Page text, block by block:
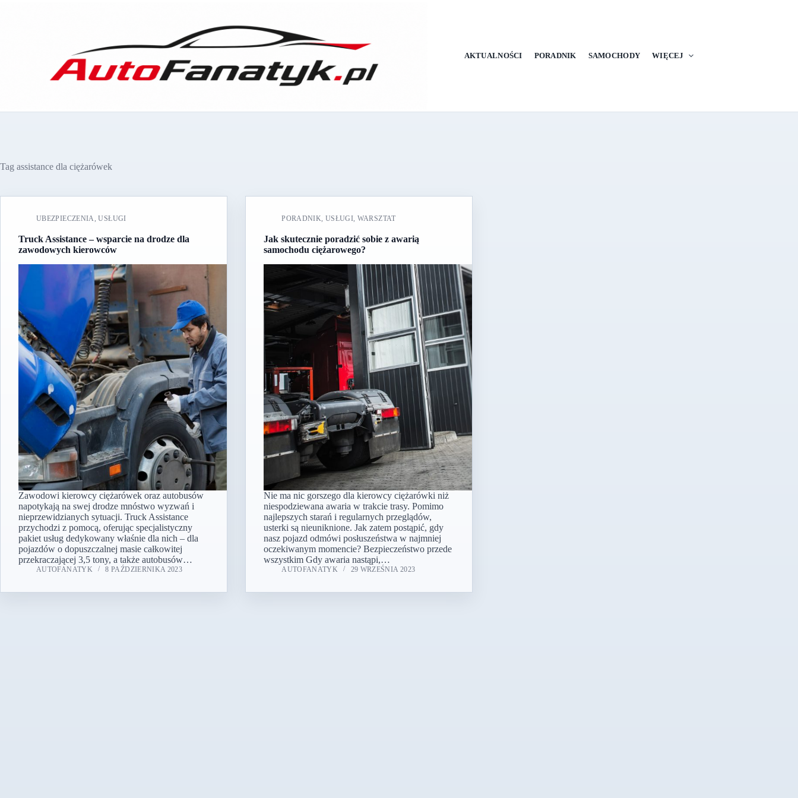
AKTUALNOŚCI PORADNIK SAMOCHODY WIĘCEJ
Tag assistance dla ciężarówek
UBEZPIECZENIA,USŁUGI
Truck Assistance – wsparcie na drodze dla
zawodowych kierowców
Zawodowi kierowcy ciężarówek oraz autobusów
napotykają na swej drodze mnóstwo wyzwań i
nieprzewidzianych sytuacji. Truck Assistance
przychodzi z pomocą, oferując specjalistyczny
pakiet usług dedykowany właśnie dla nich – dla
pojazdów o dopuszczalnej masie całkowitej
przekraczającej 3,5 tony, a także autobusów…
AUTOFANATYK 8 PAŹDZIERNIKA 2023
PORADNIK, USŁUGI, WARSZTAT
Jak skutecznie poradzić sobie z awarią
samochodu ciężarowego?
Nie ma nic gorszego dla kierowcy ciężarówki niż
niespodziewana awaria w trakcie trasy. Pomimo
najlepszych starań i regularnych przeglądów,
usterki są nieuniknione. Jak zatem postąpić, gdy
nasz pojazd odmówi posłuszeństwa w najmniej
oczekiwanym momencie? Bezpieczeństwo przede
wszystkim Gdy awaria nastąpi,…
AUTOFANATYK 29 WRZEŚNIA 2023